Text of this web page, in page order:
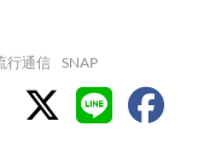
行通信 SNAP